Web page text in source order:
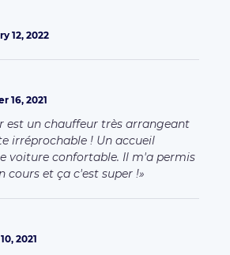
12, 2022
16, 2021
est un chauffeur très arrangeant
irréprochable ! Un accueil
voiture confortable. Il m'a permis
cours et ça c'est super !
2021